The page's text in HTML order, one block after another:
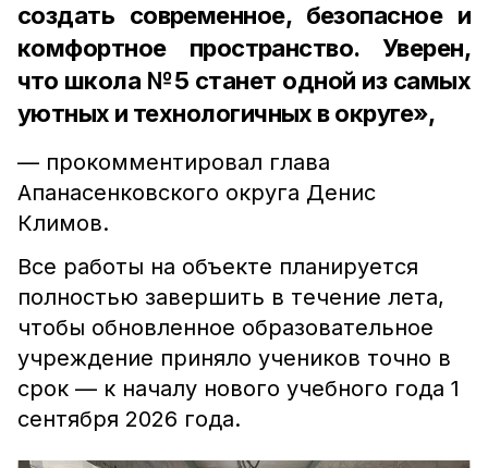
создать современное, безопасное и
комфортное пространство. Уверен,
что школа №5 станет одной из самых
уютных и технологичных в округе»,
— прокомментировал глава
Апанасенковского округа Денис
Климов.
Все работы на объекте планируется
полностью завершить в течение лета,
чтобы обновленное образовательное
учреждение приняло учеников точно в
срок — к началу нового учебного года 1
сентября 2026 года.